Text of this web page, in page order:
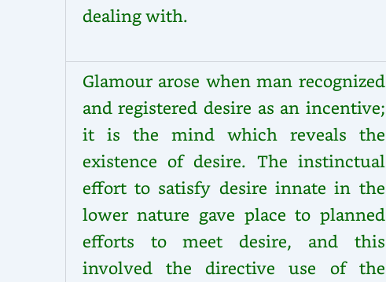
dealing with.
Glamour arose when man recognized
and registered desire as an incentive;
it is the mind which reveals the
existence of desire. The instinctual
effort to satisfy desire innate in the
lower nature gave place to planned
efforts to meet desire, and this
involved the directive use of the